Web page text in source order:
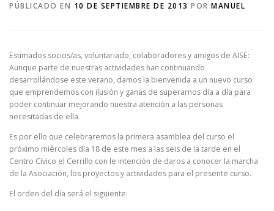
PÚBLICADO EN 10 DE SEPTIEMBRE DE 2013 POR MANUEL
Estimados socios/as, voluntariado, colaboradores y amigos de AISE:
Aunque parte de nuestras actividades han continuando
desarrollándose este verano, damos la bienvenida a un nuevo curso
que emprendemos con ilusión y ganas de superarnos día a día para
poder continuar mejorando nuestra atención a las personas
necesitadas de ella.
Es por ello que celebraremos la primera asamblea del curso el
próximo miércoles día 18 de este mes a las seis de la tarde en el
Centro Cívico el Cerrillo con le intención de daros a conocer la marcha
de la Asociación, los proyectos y actividades para el presente curso.
El orden del día será el siguiente: